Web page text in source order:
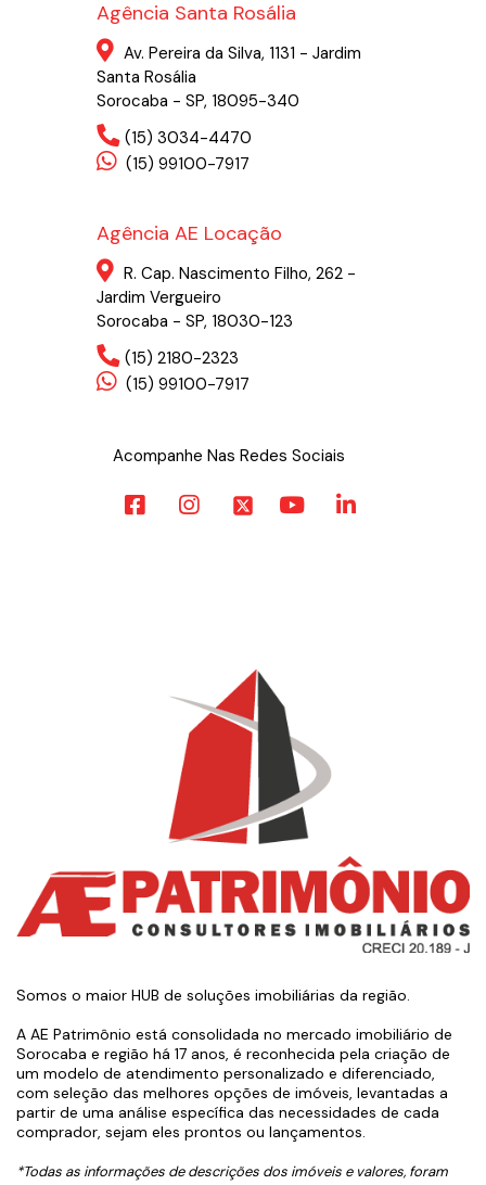
Agência Santa Rosália
Av. Pereira da Silva, 1131 - Jardim
Santa Rosália
Sorocaba - SP, 18095-340
(15) 3034-4470
(15) 99100-7917
Agência AE Locação
R. Cap. Nascimento Filho, 262 -
Jardim Vergueiro
Sorocaba - SP, 18030-123
(15) 2180-2323
(15) 99100-7917
Acompanhe Nas Redes Sociais
Somos o maior HUB de soluções imobiliárias da região.
A AE Patrimônio está consolidada no mercado imobiliário de
Sorocaba e região há 17 anos, é reconhecida pela criação de
um modelo de atendimento personalizado e diferenciado,
com seleção das melhores opções de imóveis, levantadas a
partir de uma análise específica das necessidades de cada
comprador, sejam eles prontos ou lançamentos.
*Todas as informações de descrições dos imóveis e valores, foram